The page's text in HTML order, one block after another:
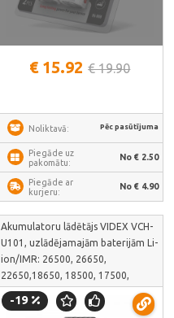
€ 15.92 € 19.90
Noliktavā: Pēc pasūtījuma
Piegāde uz
pakomātu:
No € 2.50
Piegāde ar
kurjeru:
No € 4.90
Akumulatoru lādētājs VIDEX VCH-
U101, uzlādējamajām baterijām Li-
ion/IMR: 26500, 26650,
22650,18650, 18500, 17500,
17355, 16340,14500,10440; un Ni-
MH/Cd: AAAA, AAA, AA, A, SC, C |
-19